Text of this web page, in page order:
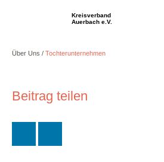
Kreisverband
Auerbach e.V.
Über Uns Tochterunternehmen
Beitrag teilen